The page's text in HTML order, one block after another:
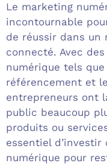
Le marketing
incontournable
de réussir dans un
connecté. Avec
numérique tels
référencement et
entrepreneurs ont
public beaucoup
produits ou
essentiel
numérique pour